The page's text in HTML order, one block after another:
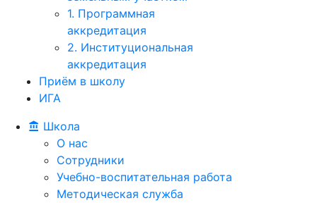
1. Программная
аккредитация
2. Институциональная
аккредитация
Приём в школу
ИГА
Школа
О нас
Сотрудники
Учебно-воспитательная работа
Методическая служба